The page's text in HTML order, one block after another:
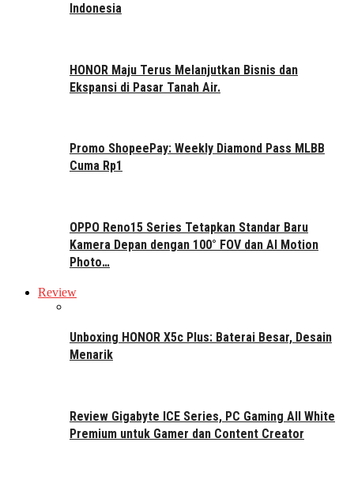
Indonesia
HONOR Maju Terus Melanjutkan Bisnis dan
Ekspansi di Pasar Tanah Air.
Promo ShopeePay: Weekly Diamond Pass MLBB
Cuma Rp1
OPPO Reno15 Series Tetapkan Standar Baru
Kamera Depan dengan 100° FOV dan AI Motion
Photo…
Review
Unboxing HONOR X5c Plus: Baterai Besar, Desain
Menarik
Review Gigabyte ICE Series, PC Gaming All White
Premium untuk Gamer dan Content Creator